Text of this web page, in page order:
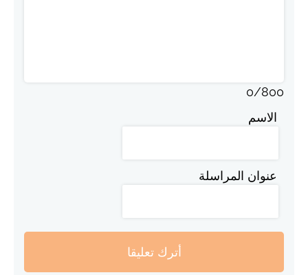
0/800
الاسم
عنوان المراسلة
أترك تعليقا